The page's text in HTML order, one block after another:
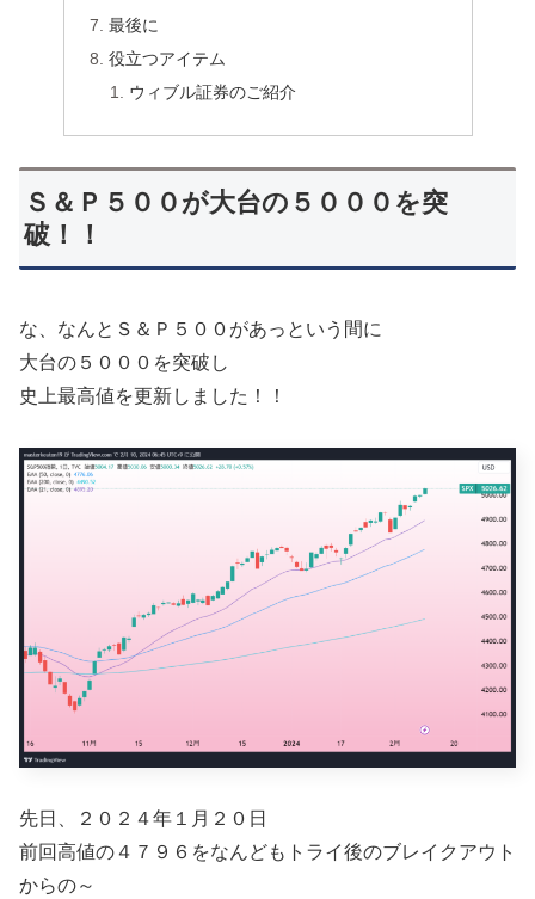
最後に
役立つアイテム
ウィブル証券のご紹介
Ｓ＆Ｐ５００が大台の５０００を突
破！！
な、なんとＳ＆Ｐ５００があっという間に
大台の５０００を突破し
史上最高値を更新しました！！
先日、２０２４年１月２０日
前回高値の４７９６をなんどもトライ後のブレイクアウト
からの～